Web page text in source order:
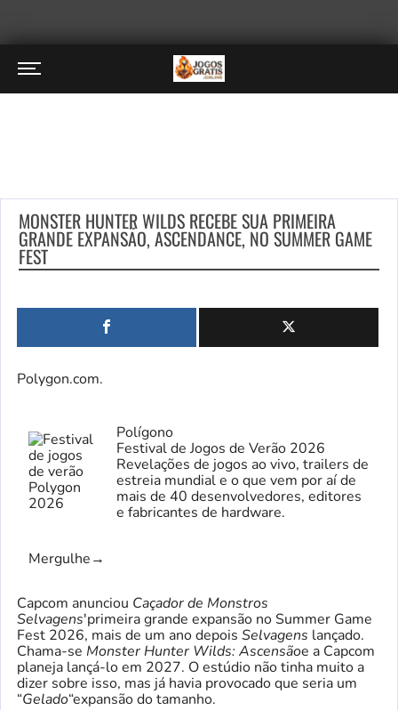
MONSTER HUNTER WILDS RECEBE SUA PRIMEIRA
GRANDE EXPANSÃO, ASCENDANCE, NO SUMMER GAME
FEST
Polygon.com.
Polígono
Festival de Jogos de Verão 2026
Revelações de jogos ao vivo, trailers de
estreia mundial e o que vem por aí de
mais de 40 desenvolvedores, editores
e fabricantes de hardware.
Mergulhe→
Capcom anunciou Caçador de Monstros
Selvagens'primeira grande expansão no Summer Game
Fest 2026, mais de um ano depois Selvagens lançado.
Chama-se Monster Hunter Wilds: Ascensãoe a Capcom
planeja lançá-lo em 2027. O estúdio não tinha muito a
dizer sobre isso, mas já havia provocado que seria um
“Gelado“expansão do tamanho.